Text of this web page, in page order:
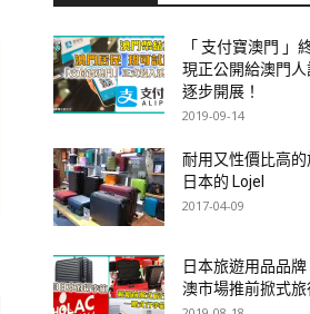
「 支付寶澳門 」
現正公開給澳門
逐步開展！
2019-09-14
耐用又性價比高
日本的 Lojel
2017-04-09
日本旅遊用品品牌
澳市場推前掀式旅